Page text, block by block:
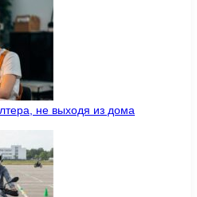
не выходя из дома